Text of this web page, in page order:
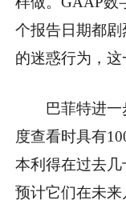
个报告日期都
的迷惑行为，
巴菲特进
度查看时具有
本利得在过去
预计它们在未